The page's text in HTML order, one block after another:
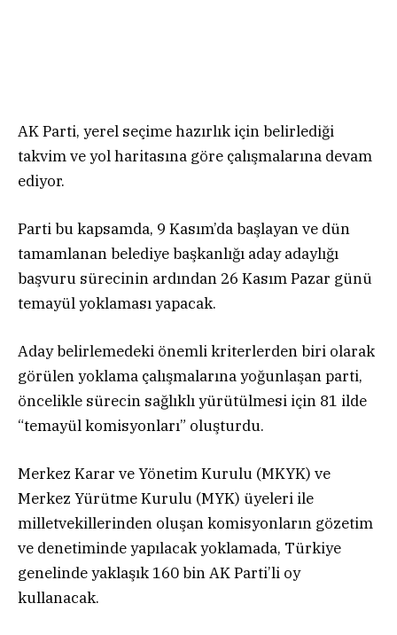
AK Parti, yerel seçime hazırlık için belirlediği
takvim ve yol haritasına göre çalışmalarına devam
ediyor.
Parti bu kapsamda, 9 Kasım’da başlayan ve dün
tamamlanan belediye başkanlığı aday adaylığı
başvuru sürecinin ardından 26 Kasım Pazar günü
temayül yoklaması yapacak.
Aday belirlemedeki önemli kriterlerden biri olarak
görülen yoklama çalışmalarına yoğunlaşan parti,
öncelikle sürecin sağlıklı yürütülmesi için 81 ilde
“temayül komisyonları” oluşturdu.
Merkez Karar ve Yönetim Kurulu (MKYK) ve
Merkez Yürütme Kurulu (MYK) üyeleri ile
milletvekillerinden oluşan komisyonların gözetim
ve denetiminde yapılacak yoklamada, Türkiye
genelinde yaklaşık 160 bin AK Parti’li oy
kullanacak.